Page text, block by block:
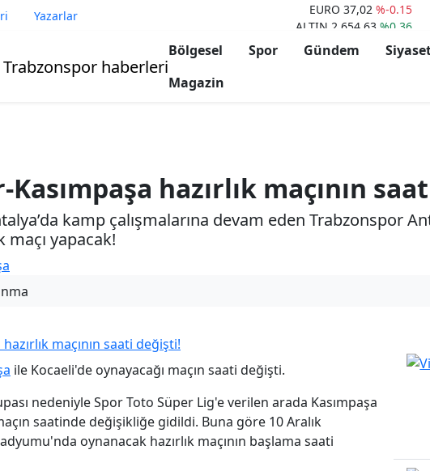
Yazarlar EURO 37,02 %-0.15
ALTIN 2.654,63 %0.36
BİST100
%1.55
BITCOIN58.000
%-2.18
Bölgesel Spor Gündem
Magazin
hazırlık maçının
kamp çalışmalarına devam eden Trabzonspor
maçı yapacak!
ile Kocaeli'de oynayacağı maçın saati değişti.
nedeniyle Spor Toto Süper Lig'e verilen arada Kasımpaşa
saatinde değişikliğe gidildi. Buna göre 10 Aralık
oynanacak hazırlık maçının başlama saati